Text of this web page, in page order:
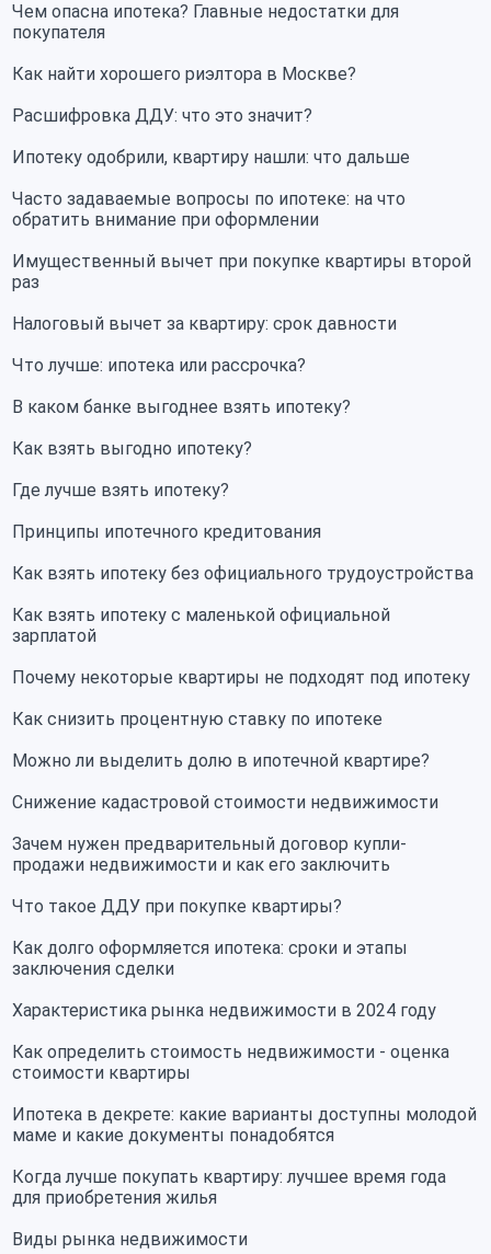
Чем опасна ипотека? Главные недостатки для
покупателя
Как найти хорошего риэлтора в Москве?
Расшифровка ДДУ: что это значит?
Ипотеку одобрили, квартиру нашли: что дальше
Часто задаваемые вопросы по ипотеке: на что
обратить внимание при оформлении
Имущественный вычет при покупке квартиры второй
раз
Налоговый вычет за квартиру: срок давности
Что лучше: ипотека или рассрочка?
В каком банке выгоднее взять ипотеку?
Как взять выгодно ипотеку?
Где лучше взять ипотеку?
Принципы ипотечного кредитования
Как взять ипотеку без официального трудоустройства
Как взять ипотеку с маленькой официальной
зарплатой
Почему некоторые квартиры не подходят под ипотеку
Как снизить процентную ставку по ипотеке
Можно ли выделить долю в ипотечной квартире?
Снижение кадастровой стоимости недвижимости
Зачем нужен предварительный договор купли-
продажи недвижимости и как его заключить
Что такое ДДУ при покупке квартиры?
Как долго оформляется ипотека: сроки и этапы
заключения сделки
Характеристика рынка недвижимости в 2024 году
Как определить стоимость недвижимости - оценка
стоимости квартиры
Ипотека в декрете: какие варианты доступны молодой
маме и какие документы понадобятся
Когда лучше покупать квартиру: лучшее время года
для приобретения жилья
Виды рынка недвижимости